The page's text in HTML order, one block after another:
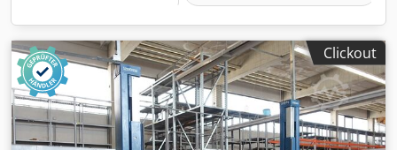
Clickout